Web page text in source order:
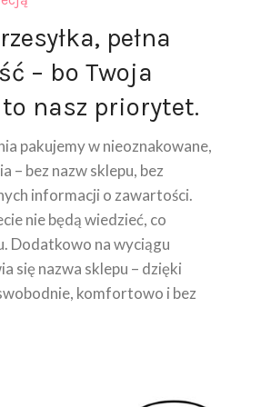
pełna
– bo Twoja
nasz priorytet.
pakujemy w nieoznakowane,
– bez nazw sklepu, bez
informacji o zawartości.
nie będą wiedzieć, co
Dodatkowo na wyciągu
się nazwa sklepu – dzięki
komfortowo i bez